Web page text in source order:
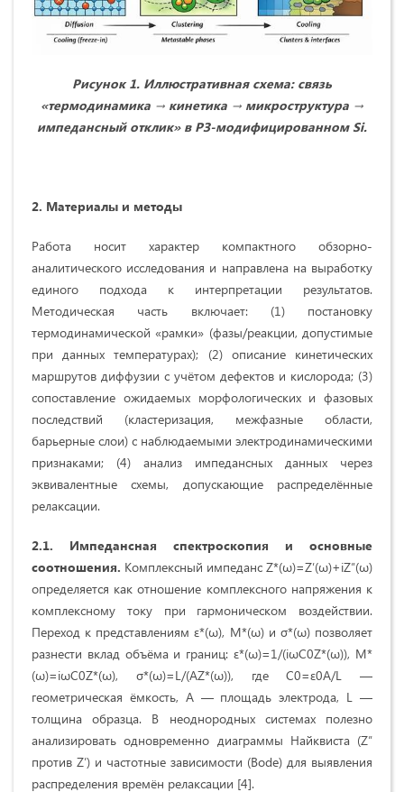
Рисунок 1. Иллюстративная схема: связь
«термодинамика → кинетика → микроструктура →
импедансный отклик» в РЗ‑модифицированном Si.
2. Материалы и методы
Работа носит характер компактного обзорно-
аналитического исследования и направлена на выработку
единого подхода к интерпретации результатов.
Методическая часть включает: (1) постановку
термодинамической «рамки» (фазы/реакции, допустимые
при данных температурах); (2) описание кинетических
маршрутов диффузии с учётом дефектов и кислорода; (3)
сопоставление ожидаемых морфологических и фазовых
последствий (кластеризация, межфазные области,
барьерные слои) с наблюдаемыми электродинамическими
признаками; (4) анализ импедансных данных через
эквивалентные схемы, допускающие распределённые
релаксации.
2.1. Импедансная спектроскопия и основные
соотношения. Комплексный импеданс Z*(ω)=Z′(ω)+iZ″(ω)
определяется как отношение комплексного напряжения к
комплексному току при гармоническом воздействии.
Переход к представлениям ε*(ω), M*(ω) и σ*(ω) позволяет
разнести вклад объёма и границ: ε*(ω)=1/(iωC0Z*(ω)), M*
(ω)=iωC0Z*(ω), σ*(ω)=L/(AZ*(ω)), где C0=ε0A/L —
геометрическая ёмкость, A — площадь электрода, L —
толщина образца. В неоднородных системах полезно
анализировать одновременно диаграммы Найквиста (Z″
против Z′) и частотные зависимости (Bode) для выявления
распределения времён релаксации [4].